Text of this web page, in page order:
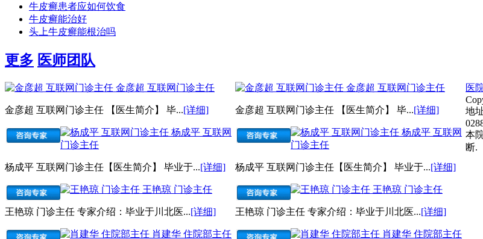
牛皮癣患者应如何饮食
牛皮癣能治好
头上牛皮癣能根治吗
更多 医师团队
金彦超 互联网门诊主任
金彦超 互联网门诊主任 【医生简介】 毕...[详细]
杨成平 互联网
门诊主任
杨成平 互联网门诊主任【医生简介】 毕业于...[详细]
王艳琼 门诊主任
王艳琼 门诊主任 专家介绍：毕业于川北医...[详细]
肖建华 住院部主任
金彦超 互联网门诊主任
金彦超 互联网门诊主任 【医生简介】 毕...[详细]
杨成平 互联网
门诊主任
杨成平 互联网门诊主任【医生简介】 毕业于...[详细]
王艳琼 门诊主任
王艳琼 门诊主任 专家介绍：毕业于川北医...[详细]
肖建华 住院部主任
医
地
本
断.